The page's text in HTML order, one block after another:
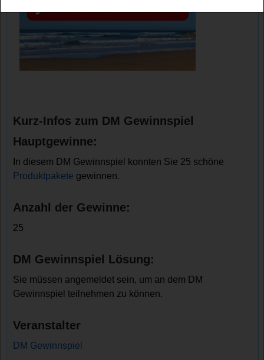
Kurz-Infos zum DM Gewinnspiel
Hauptgewinne:
In diesem DM Gewinnspiel konnten Sie 25 schöne
Produktpakete gewinnen.
Anzahl der Gewinne:
25
DM Gewinnspiel Lösung:
Sie müssen angemeldet sein, um an dem DM
Gewinnspiel teilnehmen zu können.
Veranstalter
DM Gewinnspiel